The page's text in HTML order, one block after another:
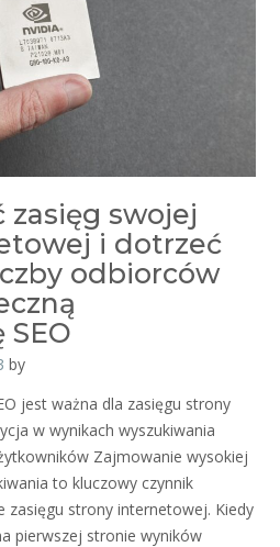
zasięg swojej
i dotrzeć
odbiorców
by
jest ważna dla zasięgu strony
w wynikach wyszukiwania
Zajmowanie wysokiej
to kluczowy czynnik
zasięgu strony internetowej. Kiedy
pierwszej stronie wyników